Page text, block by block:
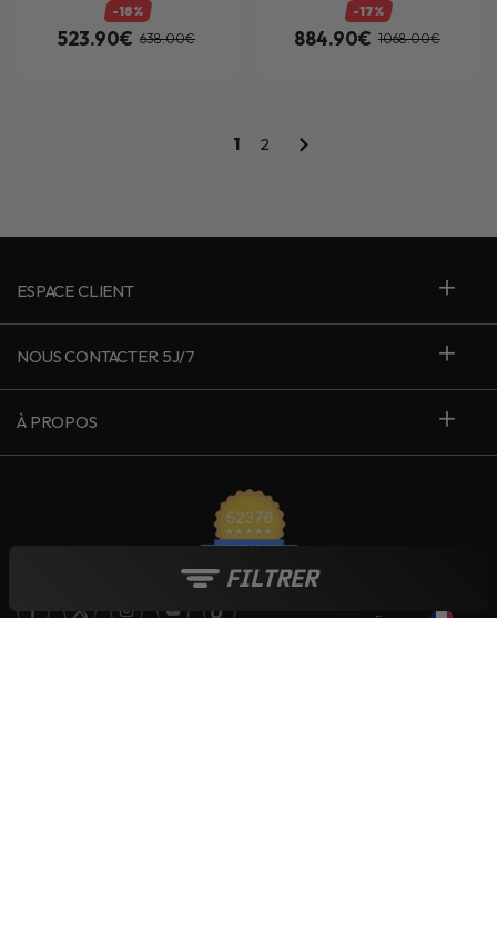
FILTRER
-18%
523.90€ 638.00€
-17%
884.90€ 1068.00€
1 2
ESPACE CLIENT
NOUS CONTACTER 5J/7
À PROPOS
France